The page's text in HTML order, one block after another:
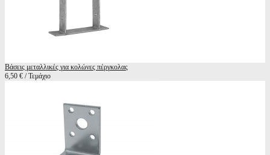
Βάσεις μεταλλικές για κολώνες πέργκολας
6,50 € / Τεμάχιο